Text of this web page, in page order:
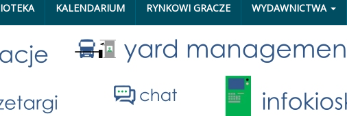
KALENDARIUM RYNKOWI GRACZE WYDAWNICTWA